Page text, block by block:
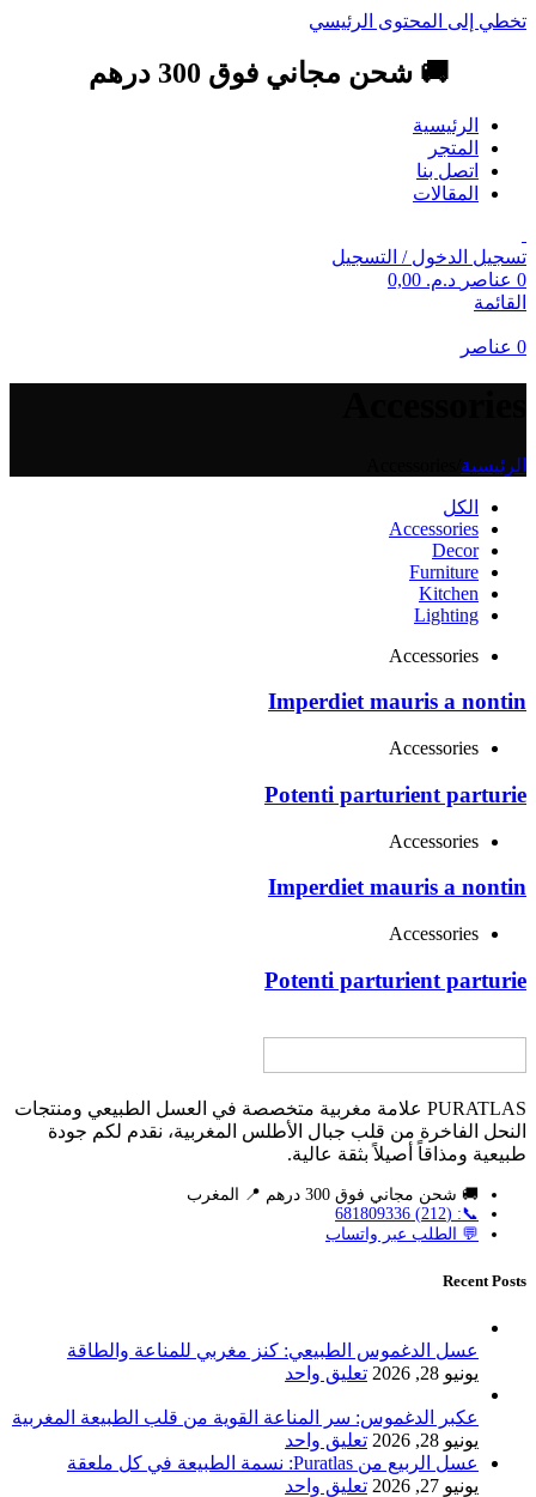
تخطي إلى المحتوى الرئيسي
🚚 شحن مجاني فوق 300 درهم
الرئيسية
المتجر
اتصل بنا
المقالات
تسجيل الدخول / التسجيل
0 عناصر د.م.
القائمة
0 عناصر
الرئيسية
الكل
Accessories
Decor
Furniture
Kitchen
Lighting
Accessories
Imperdiet mauris a nontin
Accessories
Potenti parturient parturie
Accessories
Imperdiet mauris a nontin
Accessories
Potenti parturient parturie
PURATLAS علامة مغربية متخصصة في العسل الطبيعي ومنتجات
النحل الفاخرة من قلب جبال الأطلس المغربية، نقدم لكم جودة
طبيعية ومذاقاً أصيلاً بثقة عالية.
🚚 شحن مجاني فوق 300 درهم 📍 المغرب
📞: (212) 681809336
💬 الطلب عبر واتساب
Recent Posts
عسل الدغموس الطبيعي: كنز مغربي للمناعة والطاقة
يونيو 28, 2026
تعليق واحد
عكبر الدغموس: سر المناعة القوية من قلب الطبيعة المغربية
يونيو 28, 2026
تعليق واحد
عسل الربيع من Puratlas: نسمة الطبيعة في كل ملعقة
يونيو 27, 2026
تعليق واحد